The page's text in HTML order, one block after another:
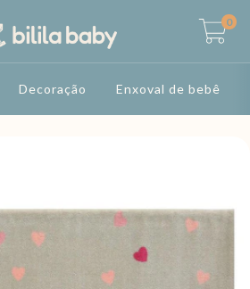
0
Decoração Enxoval de bebê